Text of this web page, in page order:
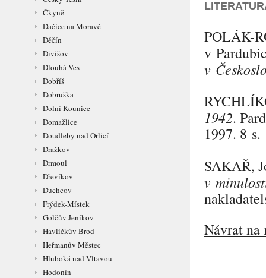
Čkyně
Dačice na Moravě
Děčín
Divišov
Dlouhá Ves
Dobříš
Dobruška
Dolní Kounice
Domažlice
Doudleby nad Orlicí
Dražkov
Drmoul
Dřevíkov
Duchcov
Frýdek-Místek
Golčův Jeníkov
Havlíčkův Brod
Heřmanův Městec
Hluboká nad Vltavou
Hodonín
POLÁK-
v
v
1942.
1997. 8 s.
SAKAŘ,
v
Návrat na